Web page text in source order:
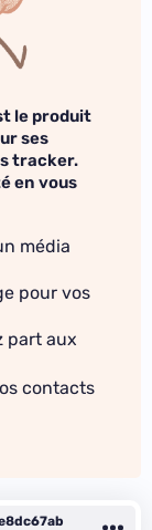
le produit
ses
tracker.
en vous
média
pour vos
part aux
contacts